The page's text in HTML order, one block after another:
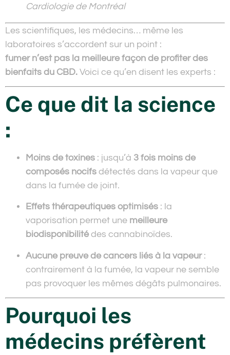
Cardiologie de Montréal
Les scientifiques, les médecins… même les
laboratoires s’accordent sur un point :
fumer n’est pas la meilleure façon de profiter des
bienfaits du CBD. Voici ce qu’en disent les experts :
Ce que dit la science
:
Moins de toxines : jusqu’à 3 fois moins de
composés nocifs détectés dans la vapeur que
dans la fumée de joint.
Effets thérapeutiques optimisés : la
vaporisation permet une meilleure
biodisponibilitédes cannabinoïdes.
Aucune preuve de cancers liés à la vapeur:
contrairement à la fumée, la vapeur ne semble
pas provoquer les mêmes dégâts pulmonaires.
Pourquoi les
médecins préfèrent